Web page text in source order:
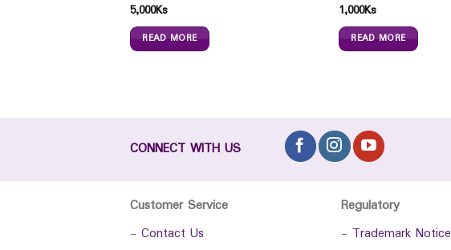
5,000Ks
READ MORE
1,000Ks
READ MORE
CONNECT WITH US
Customer Service
- Contact Us
Regulatory
- Trademark Notice